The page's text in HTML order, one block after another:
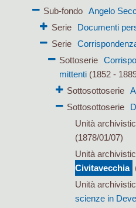
Sub-fondo
Angelo
Serie
Documenti
Serie
Sottoserie
mittenti(1852 -
Sottosottoserie
Sottosottoserie
Unità
(1878/01/07)
Unità
Civitavecchia
Unità
scienze in